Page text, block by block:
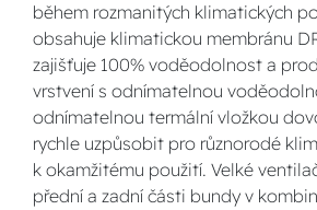
během rozmanitých klimatických
obsahuje klimatickou membránu
zajišťuje 100% voděodolnost a
vrstvení s odnímatelnou
odnímatelnou termální vložkou
rychle uzpůsobit pro různorodé
k okamžitému použití. Velké
přední a zadní části bundy v